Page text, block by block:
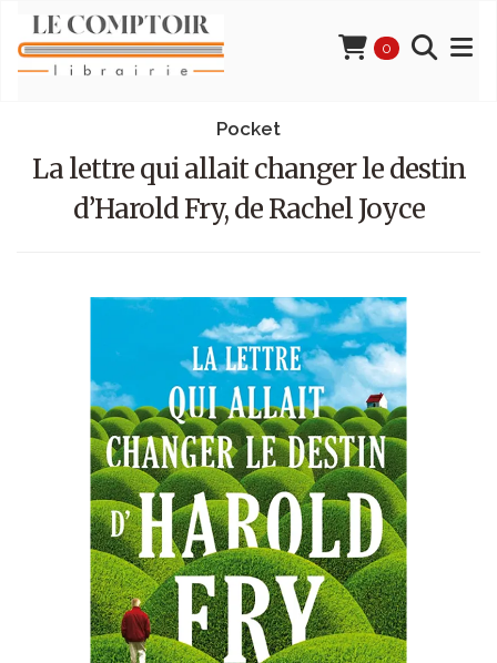
0
Pocket
La lettre qui allait changer le destin
d’Harold Fry, de Rachel Joyce